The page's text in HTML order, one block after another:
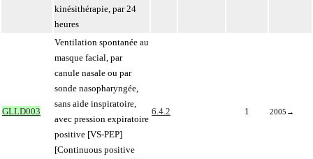
kinésithérapie, par 24
heures
GLLD003
Ventilation spontanée au
masque facial, par
canule nasale ou par
sonde nasopharyngée,
sans aide inspiratoire,
avec pression expiratoire
positive [VS-PEP]
[Continuous positive
6.4.2 1 2005 →